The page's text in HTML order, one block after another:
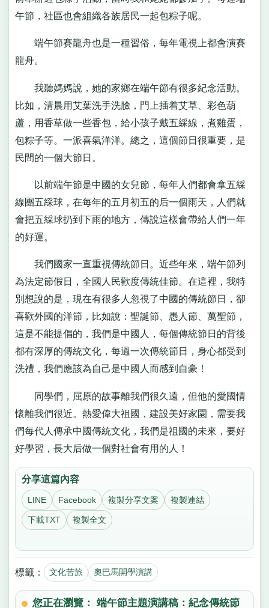
午節，社區也會組織各族居民一起包粽子呢。
端午節賽龍舟也是一種習俗，每年電視上都會演賽
龍舟。
我聽媽媽說，她的家鄉在端午節有很多紀念活動。
比如，清晨用艾葉洗手洗臉，門上插着艾草、彩色葫
蘆，用香草做一些香包，給小孩子戴五綵線，煮雞蛋，
包粽子等。一派喜氣洋洋。總之，這個節日很重要，是
民間的一個大節日。
以前端午節是中國的女兒節，每年人們都會拿五綵
線團五綵球，在每年的五月初五的后一個雨天，人們就
會把五綵球扔到下雨的地方，傳說這樣會帶給人們一年
的好運。
我們國家一直重視傳統節日。近些年來，端午節列
為法定節假日，全國人民歡度傳統佳節。在這裡，我特
別想說的是，現在有很多人忽視了中國的傳統節日，卻
喜歡外國的洋節，比如說：聖誕節、愚人節、萬聖節，
這是不能提倡的，我們是中國人，每個傳統節日的背後
都有深厚的傳統文化，每過一次傳統節日，身心都受到
洗禮，我們應該為自己是中國人而感到自豪！
同學們，屈原的故事離我們很久遠，但他的愛國情
懷離我們很近。熱愛偉大祖國，建設美好家園，需要我
們每代人傳承中國傳統文化，我們是祖國的未來，要好
好學習，長大后做一個對社會有用的人！
分享這篇內容
LINE Facebook 複製分享文案 複製連結
下載TXT 複製全文
標籤： 文化苦旅 奧巴馬開學演講
您正在瀏覽： 端午節主題演講稿：紀念傳統節